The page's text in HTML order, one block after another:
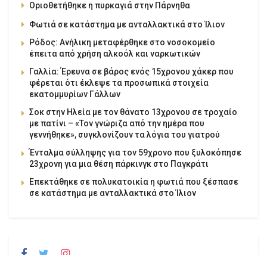
Οριοθετήθηκε η πυρκαγιά στην Πάρνηθα
Φωτιά σε κατάστημα με ανταλλακτικά στο Ίλιον
Ρόδος: Ανήλικη μεταφέρθηκε στο νοσοκομείο
έπειτα από χρήση αλκοόλ και ναρκωτικών
Γαλλία: Έρευνα σε βάρος ενός 15χρονου χάκερ που
φέρεται ότι έκλεψε τα προσωπικά στοιχεία
εκατομμυρίων Γάλλων
Σοκ στην Ηλεία με τον θάνατο 13χρονου σε τροχαίο
με πατίνι – «Τον γνώριζα από την ημέρα που
γεννήθηκε», συγκλονίζουν τα λόγια του γιατρού
Ένταλμα σύλληψης για τον 59χρονο που ξυλοκόπησε
23χρονη για μια θέση πάρκινγκ στο Παγκράτι
Επεκτάθηκε σε πολυκατοικία η φωτιά που ξέσπασε
σε κατάστημα με ανταλλακτικά στο Ίλιον